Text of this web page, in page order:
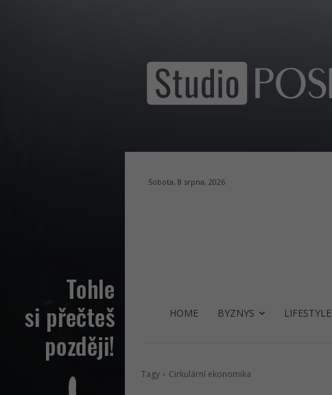
Sobota, 8 srpna, 2026
HOME BYZNYS LIFESTYLE
Tagy Cirkulární ekonomika